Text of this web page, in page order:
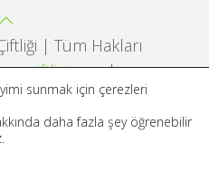
| Tüm Hakları
|
Dreams Digital
sunmak için çerezleri
daha fazla şey öğrenebilir